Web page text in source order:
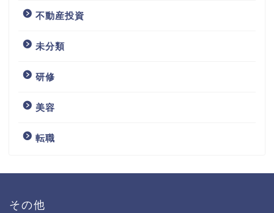
不動産投資
未分類
研修
美容
転職
その他